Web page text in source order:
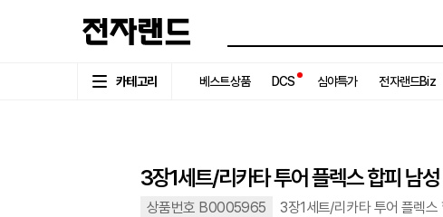
카테고리 베스트상품 DCS 심야특가 전자랜드Biz
3장1세트/리카타 투어 플렉스 합피 남
상품번호 B0005965 3장1세트/리카타 투어 플렉